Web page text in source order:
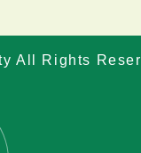
All Rights